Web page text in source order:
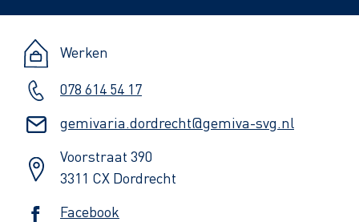
Werken
078 614 54 17
gemivaria.dordrecht@gemiva-svg.nl
Voorstraat 390
3311 CX Dordrecht
Facebook